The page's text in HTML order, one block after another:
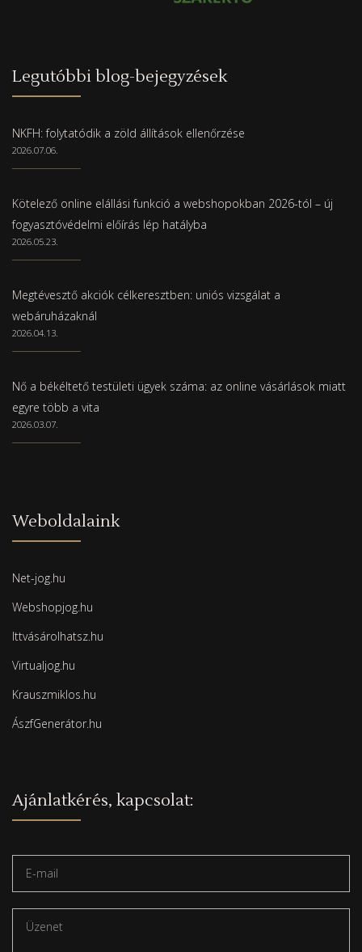
Legutóbbi blog-bejegyzések
NKFH: folytatódik a zöld állítások ellenőrzése
2026.07.06.
Kötelező online elállási funkció a webshopokban 2026-tól – új
fogyasztóvédelmi előírás lép hatályba
2026.05.23.
Megtévesztő akciók célkeresztben: uniós vizsgálat a
webáruházaknál
2026.04.13.
Nő a békéltető testületi ügyek száma: az online vásárlások miatt
egyre több a vita
2026.03.07.
Weboldalaink
Net-jog.hu
Webshopjog.hu
Ittvásárolhatsz.hu
Virtualjog.hu
Krauszmiklos.hu
ÁszfGenerátor.hu
Ajánlatkérés, kapcsolat: